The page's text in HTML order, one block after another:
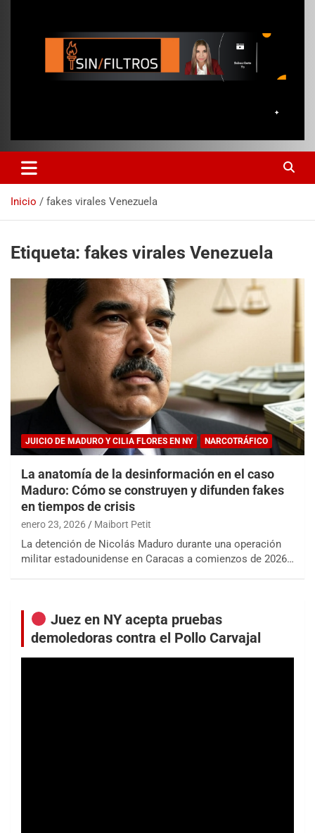
Inicio fakes virales Venezuela
Etiqueta: fakes virales Venezuela
JUICIO DE MADURO Y CILIA FLORES EN NY NARCOTRÁFICO
La anatomía de la desinformación en el caso
Maduro: Cómo se construyen y difunden fakes
en tiempos de crisis
enero 23, 2026 Maibort Petit
La detención de Nicolás Maduro durante una operación
militar estadounidense en Caracas a comienzos de 2026…
Juez en NY acepta pruebas
demoledoras contra el Pollo Carvajal